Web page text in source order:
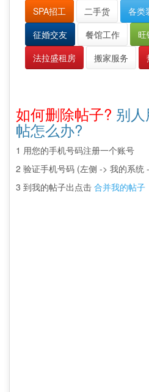
SPA招工
二手货 各类
征婚交友
餐馆工作 旺
法拉盛租房
搬家服务
如何删除帖子? 别
帖怎么办?
1 用您的手机号码注册一个账号
2 验证手机号码 (左侧 -> 我的系统
3 到我的帖子出点击 合并我的帖子